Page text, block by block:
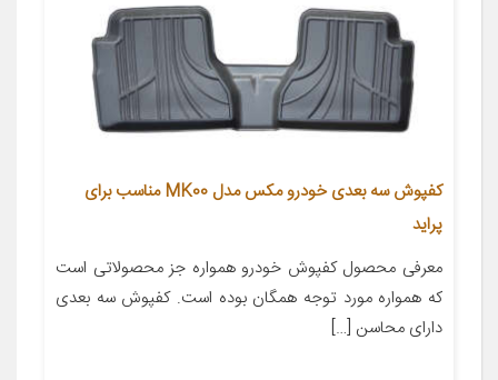
کفپوش سه بعدی خودرو مکس مدل MK00 مناسب برای
پراید
معرفی محصول کفپوش خودرو همواره جز محصولاتی است
که همواره مورد توجه همگان بوده است. کفپوش سه بعدی
دارای محاسن […]